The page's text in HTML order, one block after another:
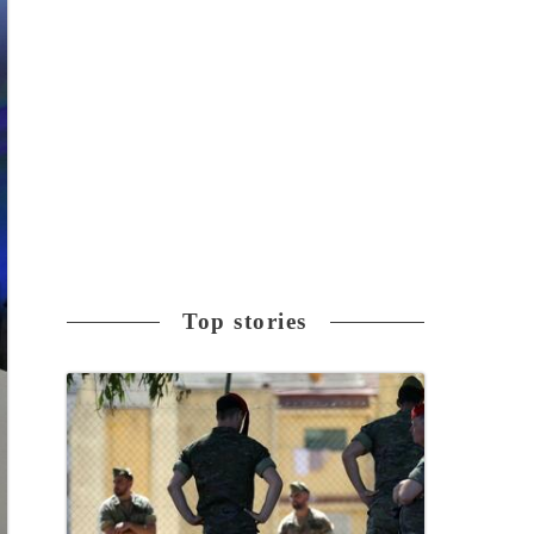
Top stories